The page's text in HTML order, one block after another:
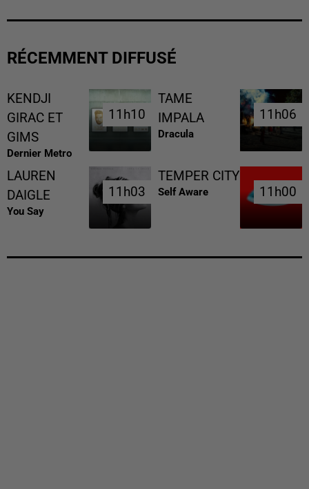
RÉCEMMENT DIFFUSÉ
KENDJI
GIRAC ET
GIMS
Dernier Metro
11h10
11h10
TAME
IMPALA
Dracula
11h06
11h06
LAUREN
DAIGLE
You Say
11h03
11h03
TEMPER CITY
Self Aware 11h00
11h00